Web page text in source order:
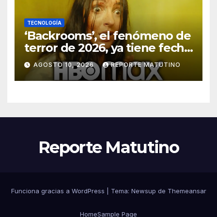
TECNOLOGÍA
‘Backrooms’, el fenómeno de
terror de 2026, ya tiene fecha
de estreno en HBO Max
AGOSTO 10, 2026 REPORTE MATUTINO
Reporte Matutino
Funciona gracias a WordPress Tema: Newsup de Themeansar
HomeSample Page